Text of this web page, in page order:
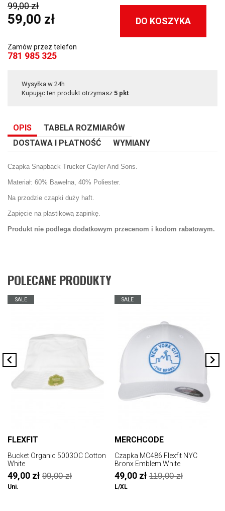
99,00 zł
59,00 zł DO KOSZYKA
Zamów przez telefon
781 985 325
Wysyłka w 24h
Kupując ten produkt otrzymasz 5 pkt.
OPIS
TABELA ROZMIARÓW
DOSTAWA I PŁATNOŚĆ
WYMIANY
Czapka Snapback Trucker Cayler And Sons.
Materiał: 60% Bawełna, 40% Poliester.
Na przodzie czapki duży haft.
Zapięcie na plastikową zapinkę.
Produkt nie podlega dodatkowym przecenom i kodom rabatowym.
POLECANE PRODUKTY
SALE
FLEXFIT
Bucket Organic 5003OC Cotton
White
49,00 zł 99,00 zł
Uni.
SALE
MERCHCODE
Czapka MC486 Flexfit NYC
Bronx Emblem White
49,00 zł119,00 zł
L/XL